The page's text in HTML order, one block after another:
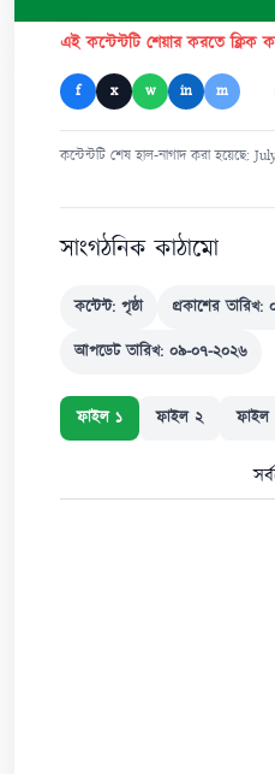
এই কন্টেন্টটি শেয়ার করতে ক্লিক
f x w in m
কন্টেন্টটি শেষ হাল-নাগাদ করা হয়েছে:
সাংগঠনিক কাঠামো
কন্টেন্ট: পৃষ্ঠা প্রকাশের
আপডেট তারিখ: ০৯-০৭-২০২৬
ফাইল ১ ফাইল ২ ফাইল